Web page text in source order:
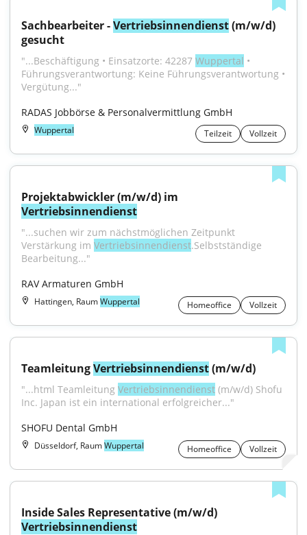
Sachbearbeiter - Vertriebsinnendienst (m/w/d)
gesucht
"...Beschäftigung • Einsatzorte: 42287 Wuppertal •
Führungsverantwortung: Keine Führungsverantwortung •
Vergütung..."
RADAS Jobbörse & Personalvermittlung GmbH
Wuppertal Teilzeit Vollzeit
Vertriebsinnendienst
"...suchen wir zum nächstmöglichen Zeitpunkt
Verstärkung im Vertriebsinnendienst.Selbstständige
Bearbeitung..."
RAV Armaturen GmbH
Hattingen, RaumWuppertal Homeoffice Vollzeit
Teamleitung Vertriebsinnendienst (m/w/d)
"...html Teamleitung Vertriebsinnendienst (m/w/d) Shofu
Inc. Japan ist ein international erfolgreicher..."
SHOFU Dental GmbH
Düsseldorf, RaumWuppertal Homeoffice Vollzeit
Vertriebsinnendienst